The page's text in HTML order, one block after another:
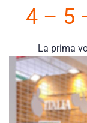
4 – 5
La prima